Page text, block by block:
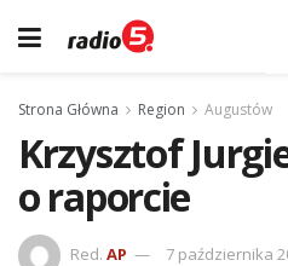
Strona Główna Region Augustów
Krzysztof
o raporcie
Red. AP 7 października